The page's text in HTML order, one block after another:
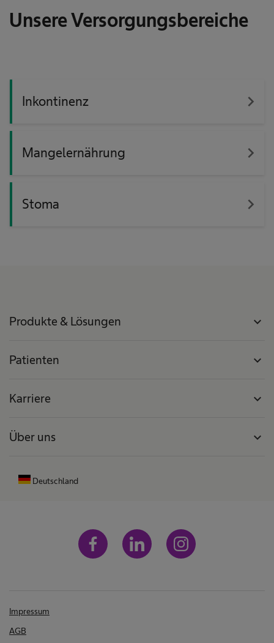
Unsere Versorgungsbereiche
Inkontinenz navigate_next
Mangelernährung navigate_next
Stoma navigate_next
Produkte & Lösungen expand_more
Patienten expand_more
Karriere expand_more
Über uns expand_more
Deutschland
Impressum
AGB